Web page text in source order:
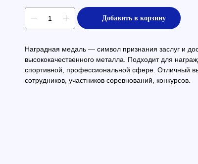
Добавить в корзину
Наградная медаль — символ признания заслуг и
высококачественного металла. Подходит для
спортивной, профессиональной сфере. Отличный
сотрудников, участников соревнований, конкурсов.